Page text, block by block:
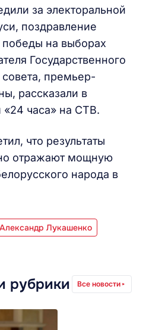
за электоральной
поздравление
на выборах
Государственного
премьер-
рассказали в
часа» на СТВ.
что результаты
отражают мощную
народа в
Лукашенко
рубрики Все новости